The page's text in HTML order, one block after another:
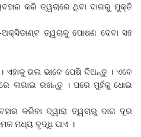
କରି ତ୍ୱଚାରେ ଥିବା ଦାଗରୁ ମୁକ୍ତି
ତ୍ୱଚାକୁ ପୋଷଣ ଦେବା ସହ
ଭଲ ଭାବେ ପେଷି ଦିଅନ୍ତୁ । ଏବେ
ଲଗାଇ ରଖନ୍ତୁ । ପରେ ମୁହଁକୁ ଧୋଇ
କରିବା ଦ୍ୱାରା ତ୍ୱଚାରୁ ଦାଗ ଦୂର
ମଧ୍ୟ ବୃଦ୍ଧି ପାଏ ।